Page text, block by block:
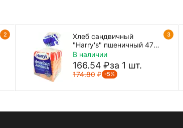
2 3
Хлеб сандвичный
"Harry's" пшеничный 470
г
В наличии
166.54 ₽за 1 шт.
174.80₽ -5%